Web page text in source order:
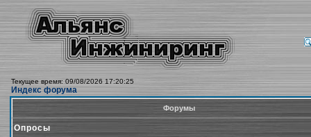
Текущее время: 09/08/2026 17:20:25
Индекс форума
Форумы
Опросы